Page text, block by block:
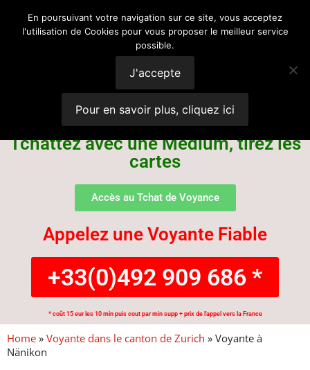
Voyance
Suisse
Tchattez avec une Médium, tirez les
cartes
Accès au Tchat de Voyance
Appelez une Voyante Fiable
+33(0)492 909 686 *
* coût 15 eur les 10 min puis cout par min supp + prix de l'appel vers la France
Home » Voyante dans le canton de Zurich » Voyante à
Nänikon
En poursuivant votre navigation sur ce site, vous acceptez
l'utilisation de Cookies pour vous proposer le meilleur service
possible.
J'accepte
Pour en savoir plus, cliquez ici